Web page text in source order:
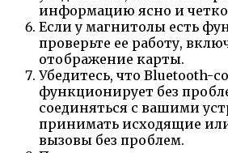
информацию ясно и
Если у магнитолы есть
проверьте ее работу,
отображение карты.
Убедитесь, что Bluetooth-
функционирует без
соединяться с вашими
принимать исходящие
вызовы без проблем.